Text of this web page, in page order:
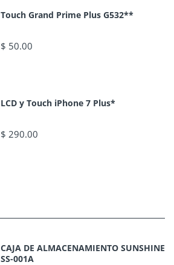
Touch Grand Prime Plus G532**
$ 50.00
LCD y Touch iPhone 7 Plus*
$ 290.00
CAJA DE ALMACENAMIENTO SUNSHINE
SS-001A